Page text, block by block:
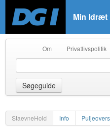
Min Idræt
Om Privatlivspolitik
Søgeguide
StaevneHold Info